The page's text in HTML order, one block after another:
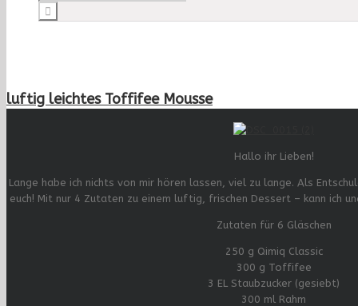
luftig leichtes Toffifee Mousse
Hallo ihr Lieben!
Lange habe ich nichts von mir hören lassen, viel zu lange. Als
euch! Mit nur 4 Zutaten zu einem luftig, frischen Dessert – kann ich
Zutaten für 6 Gläschen
250 g Qimiq Classic
300 g Toffifee
3 EL Staubzucker (gesiebt)
300 ml Rahm